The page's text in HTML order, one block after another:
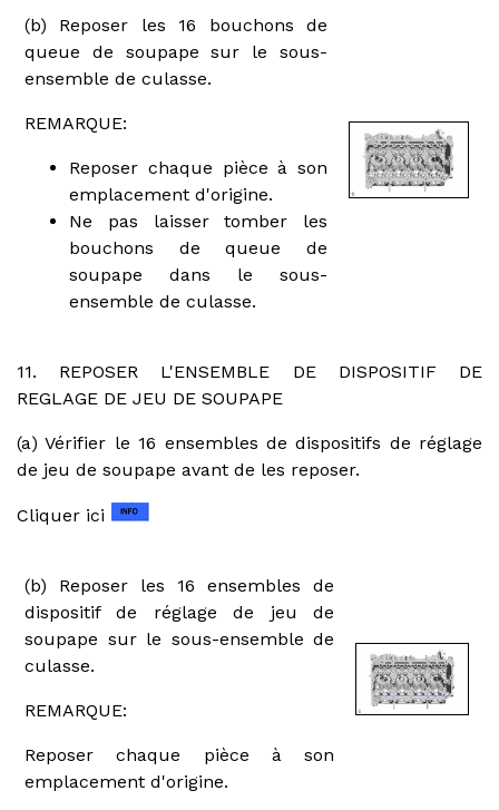
(b) Reposer les 16 bouchons de
queue de soupape sur le sous-
ensemble de culasse.
REMARQUE:
Reposer chaque pièce à son
emplacement d'origine.
Ne pas laisser tomber les
bouchons de queue de
soupape dans le sous-
ensemble de culasse.
11. REPOSER L'ENSEMBLE DE DISPOSITIF DE
REGLAGE DE JEU DE SOUPAPE
(a) Vérifier le 16 ensembles de dispositifs de réglage
de jeu de soupape avant de les reposer.
Cliquer ici
(b) Reposer les 16 ensembles de
dispositif de réglage de jeu de
soupape sur le sous-ensemble de
culasse.
REMARQUE:
Reposer chaque pièce à son
emplacement d'origine.